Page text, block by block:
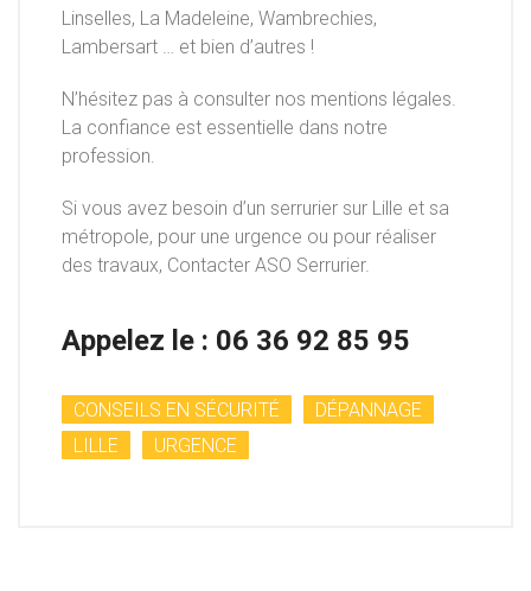
Linselles, La Madeleine, Wambrechies,
Lambersart … et bien d’autres !
N’hésitez pas à consulter nos mentions légales.
La confiance est essentielle dans notre
profession.
Si vous avez besoin d’un serrurier sur Lille et sa
métropole, pour une urgence ou pour réaliser
des travaux, Contacter ASO Serrurier.
Appelez le : 06 36 92 85 95
CONSEILS EN SÉCURITÉ
DÉPANNAGE
LILLE
URGENCE